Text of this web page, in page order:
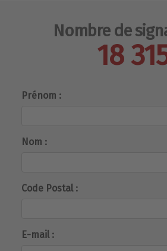
Nombre de
18
Prénom :
Nom :
Code Postal :
E-mail :